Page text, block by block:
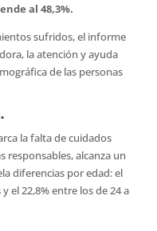
al 48,3%.
sufridos, el informe
la atención y ayuda
de las personas
la falta de cuidados
responsables, alcanza un
diferencias por edad: el
el 22,8% entre los de 24 a